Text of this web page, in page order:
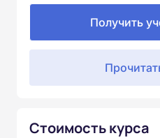
Получить
Стоимость курса